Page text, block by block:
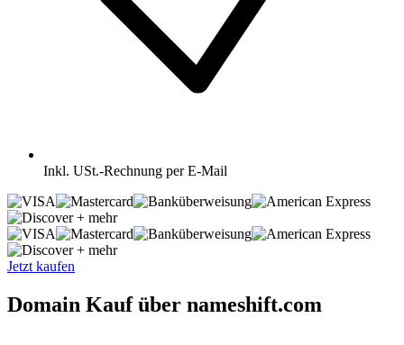
Inkl. USt.-Rechnung per E-Mail
+ mehr
+ mehr
Jetzt kaufen
Domain Kauf über nameshift.com